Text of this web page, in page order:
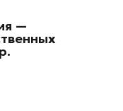
—